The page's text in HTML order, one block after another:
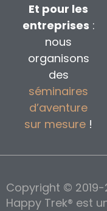
Et pour les
entreprises :
nous
organisons
des
séminaires
d’aventure
sur mesure !
Copyright ©
Happy Trek® est